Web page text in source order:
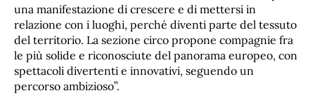
una manifestazione di crescere e di mettersi in
relazione con i luoghi, perché diventi parte del tessuto
del territorio. La sezione circo propone compagnie fra
le più solide e riconosciute del panorama europeo, con
spettacoli divertenti e innovativi, seguendo un
percorso ambizioso”.